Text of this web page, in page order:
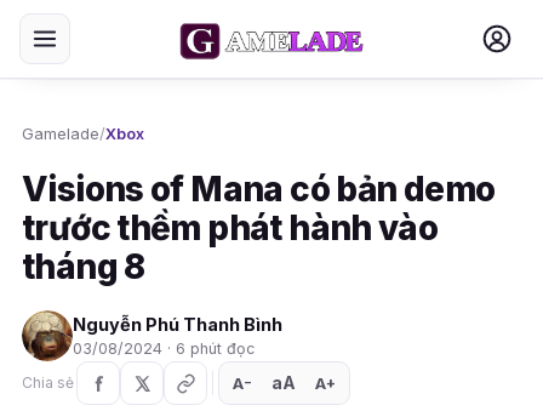
Gamelade/Xbox
Visions of Mana có bản demo
trước thềm phát hành vào
tháng 8
Nguyễn Phú Thanh Bình
03/08/2024 · 6 phút đọc
Chia sẻ
A− aA A+